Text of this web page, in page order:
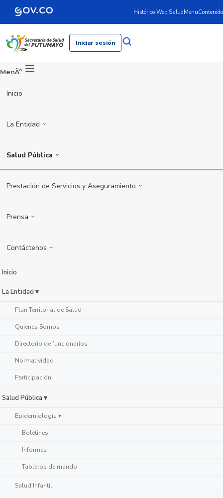
Histórico Web SaludMenuContenido
Iniciar sesión
MenÃº
Inicio
La Entidad
Salud Pública
Prestación de Servicios y Aseguramiento
Prensa
Contáctenos
Inicio
La Entidad ▾
Plan Territorial de Salud
Quienes Somos
Directorio de funcionarios
Normatividad
Participación
Salud Pública ▾
Epidemiología ▾
Boletines
Informes
Tableros de mando
Salud Infantil